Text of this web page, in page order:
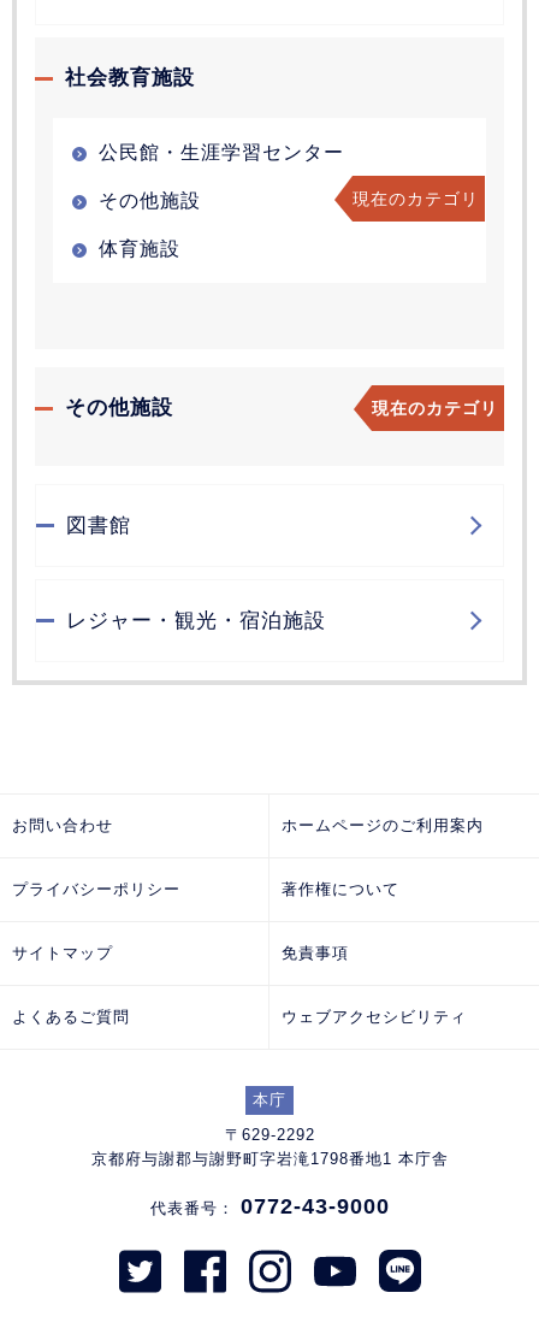
社会教育施設
公民館・生涯学習センター
その他施設 現在のカテゴリ
体育施設
その他施設 現在のカテゴリ
図書館
レジャー・観光・宿泊施設
本庁
〒629-2292
京都府与謝郡与謝野町字岩滝1798番地1 本庁舎
代表番号： 0772-43-9000
お問い合わせ ホームページのご利用案内
プライバシーポリシー 著作権について
サイトマップ 免責事項
よくあるご質問 ウェブアクセシビリティ